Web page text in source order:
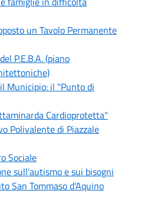
un Tavolo Permanente
P.E.B.A. (piano
Municipio: il "Punto di
Cardioprotetta"
Polivalente di Piazzale
Sociale
sull'autismo e sui bisogni
San Tommaso d'Aquino